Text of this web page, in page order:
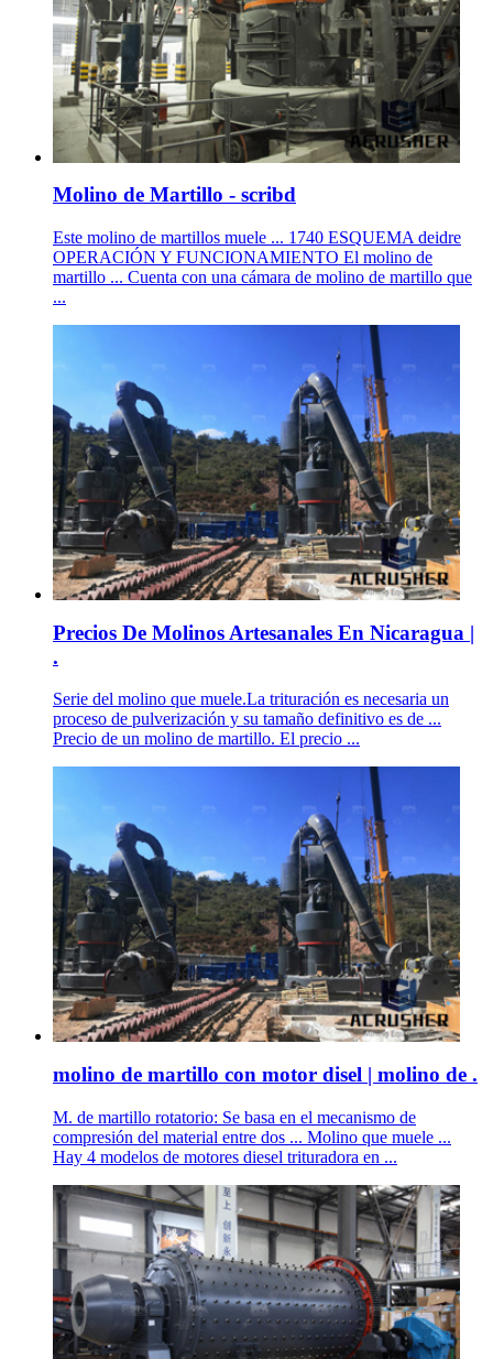
Molino de Martillo - scribd
Este molino de martillos muele ... 1740 ESQUEMA deidre
OPERACIÓN Y FUNCIONAMIENTO El molino de
martillo ... Cuenta con una cámara de molino de martillo que
...
Precios De Molinos Artesanales En Nicaragua |
.
Serie del molino que muele.La trituración es necesaria un
proceso de pulverización y su tamaño definitivo es de ...
Precio de un molino de martillo. El precio ...
molino de martillo con motor disel | molino de .
M. de martillo rotatorio: Se basa en el mecanismo de
compresión del material entre dos ... Molino que muele ...
Hay 4 modelos de motores diesel trituradora en ...